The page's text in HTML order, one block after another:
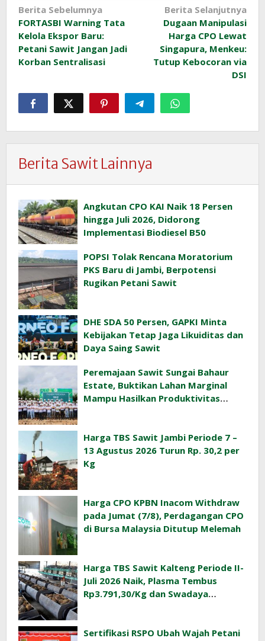
Navigasi
pos
Berita Sebelumnya
FORTASBI Warning Tata
Kelola Ekspor Baru:
Petani Sawit Jangan Jadi
Korban Sentralisasi
Berita Selanjutnya
Dugaan Manipulasi
Harga CPO Lewat
Singapura, Menkeu:
Tutup Kebocoran via
DSI
Berita Sawit Lainnya
Angkutan CPO KAI Naik 18 Persen
hingga Juli 2026, Didorong
Implementasi Biodiesel B50
POPSI Tolak Rencana Moratorium
PKS Baru di Jambi, Berpotensi
Rugikan Petani Sawit
DHE SDA 50 Persen, GAPKI Minta
Kebijakan Tetap Jaga Likuiditas dan
Daya Saing Sawit
Peremajaan Sawit Sungai Bahaur
Estate, Buktikan Lahan Marginal
Mampu Hasilkan Produktivitas
Harga TBS Sawit Jambi Periode 7 –
13 Agustus 2026 Turun Rp. 30,2 per
Kg
Harga CPO KPBN Inacom Withdraw
pada Jumat (7/8), Perdagangan CPO
di Bursa Malaysia Ditutup Melemah
Harga TBS Sawit Kalteng Periode II-
Juli 2026 Naik, Plasma Tembus
Rp3.791,30/Kg dan Swadaya
Sertifikasi RSPO Ubah Wajah Petani